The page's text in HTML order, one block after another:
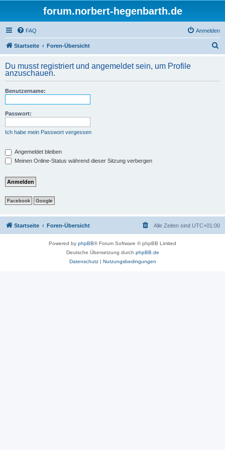
forum.norbert-hegenbarth.de
FAQ Anmelden
Startseite Foren-Übersicht
h
Du musst registriert und angemeldet sein, um Profile
anzuschauen.
Benutzername:
Passwort:
Ich habe mein Passwort vergessen
Angemeldet bleiben
Meinen Online-Status während dieser Sitzung verbergen
Facebook Google
Startseite Foren-Übersicht Alle Zeiten sind UTC+01:00
Powered by phpBB® Forum Software © phpBB Limited
Deutsche Übersetzung durch phpBB.de
Datenschutz| Nutzungsbedingungen